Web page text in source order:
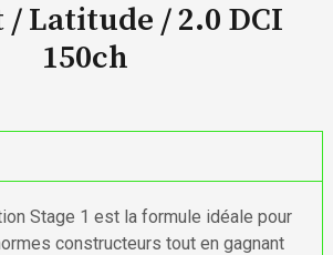
/ Latitude /2.0 DCI
150ch
Stage 1 est la formule idéale pour
constructeurs tout en gagnant